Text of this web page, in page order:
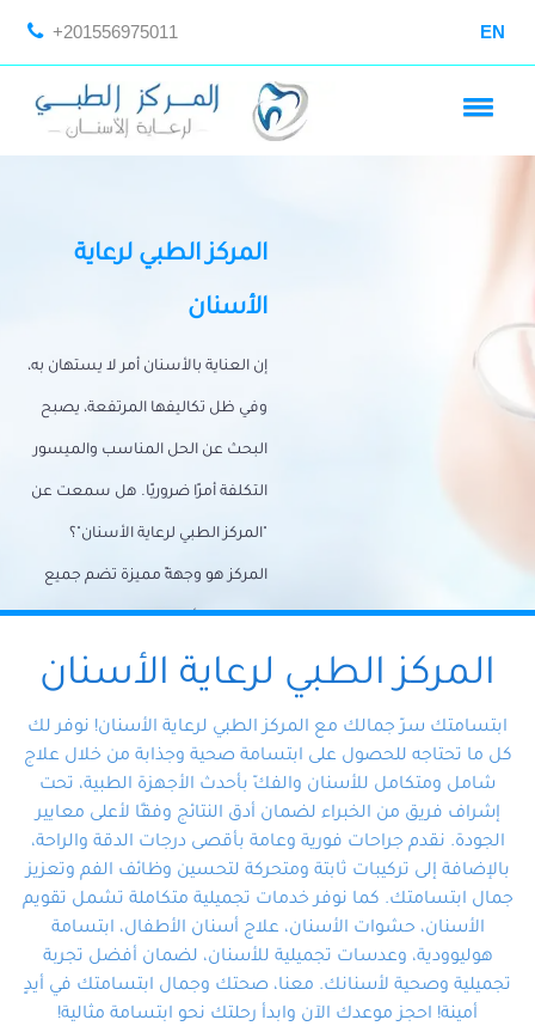
+201556975011 EN
المركز الطبي لرعاية
الأسنان
إن العناية بالأسنان أمر لا يستهان به،
وفي ظل تكاليفها المرتفعة، يصبح
البحث عن الحل المناسب والميسور
التكلفة أمرًا ضروريًا. هل سمعت عن
"المركز الطبي لرعاية الأسنان"؟
المركز هو وجهةً مميزة تضم جميع
احتياجات الأسنان تحت سقف واحد،
وتضمن لك حلاً شاملًا لجميع
المتخصص ذوي الخبرة، ستجد نفسك
في أيد أمينة تلبي احتياجاتك بكل
احترافية ودقة.
المركز الطبي لرعاية الأسنان
ابتسامتك سرّ جمالك مع المركز الطبي لرعاية الأسنان! نوفر لك
كل ما تحتاجه للحصول على ابتسامة صحية وجذابة من خلال علاج
شامل ومتكامل للأسنان والفكّ بأحدث الأجهزة الطبية، تحت
إشراف فريق من الخبراء لضمان أدق النتائج وفقًا لأعلى معايير
الجودة. نقدم جراحات فورية وعامة بأقصى درجات الدقة والراحة،
بالإضافة إلى تركيبات ثابتة ومتحركة لتحسين وظائف الفم وتعزيز
جمال ابتسامتك. كما نوفر خدمات تجميلية متكاملة تشمل تقويم
الأسنان، حشوات الأسنان، علاج أسنان الأطفال، ابتسامة
هوليوودية، وعدسات تجميلية للأسنان، لضمان أفضل تجربة
تجميلية وصحية لأسنانك. معنا، صحتك وجمال ابتسامتك في أيدٍ
أمينة! احجز موعدك الآن وابدأ رحلتك نحو ابتسامة مثالية!